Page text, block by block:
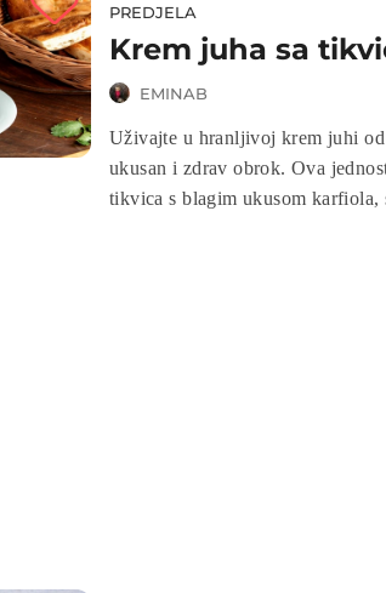
PREDJELA
Krem juha sa
EMINAB
Uživajte u hranljivoj krem juhi od tikvica i karfiola - idealnom izboru za sve koji traže
ukusan i zdrav obrok. Ova
tikvica s blagim ukusom karfiola,